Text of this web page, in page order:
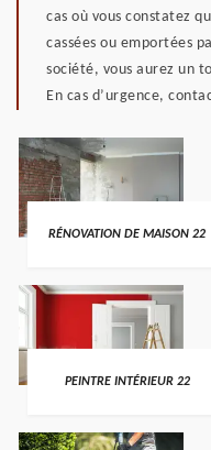
cas où vous constatez
cassées ou emportées
société, vous aurez un
En cas d’urgence,
RÉNOVATION DE MAISON 22
PEINTRE INTÉRIEUR 22